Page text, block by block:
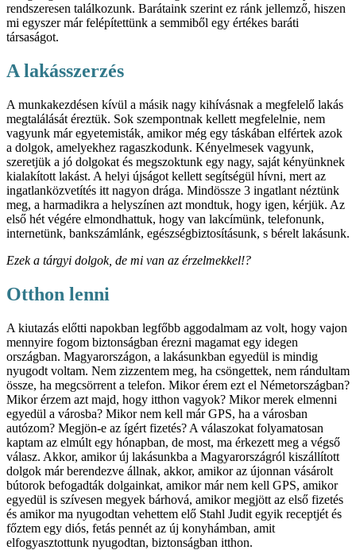
rendszeresen találkozunk. Barátaink szerint ez ránk jellemző, hiszen
mi egyszer már felépítettünk a semmiből egy értékes baráti
társaságot.
A lakásszerzés
A munkakezdésen kívül a másik nagy kihívásnak a megfelelő lakás
megtalálását éreztük. Sok szempontnak kellett megfelelnie, nem
vagyunk már egyetemisták, amikor még egy táskában elfértek azok
a dolgok, amelyekhez ragaszkodunk. Kényelmesek vagyunk,
szeretjük a jó dolgokat és megszoktunk egy nagy, saját kényünknek
kialakított lakást. A helyi újságot kellett segítségül hívni, mert az
ingatlanközvetítés itt nagyon drága. Mindössze 3 ingatlant néztünk
meg, a harmadikra a helyszínen azt mondtuk, hogy igen, kérjük. Az
első hét végére elmondhattuk, hogy van lakcímünk, telefonunk,
internetünk, bankszámlánk, egészségbiztosításunk, s bérelt lakásunk.
Ezek a tárgyi dolgok, de mi van az érzelmekkel!?
Otthon lenni
A kiutazás előtti napokban legfőbb aggodalmam az volt, hogy vajon
mennyire fogom biztonságban érezni magamat egy idegen
országban. Magyarországon, a lakásunkban egyedül is mindig
nyugodt voltam. Nem zizzentem meg, ha csöngettek, nem rándultam
össze, ha megcsörrent a telefon. Mikor érem ezt el Németországban?
Mikor érzem azt majd, hogy itthon vagyok? Mikor merek elmenni
egyedül a városba? Mikor nem kell már GPS, ha a városban
autózom? Megjön-e az ígért fizetés? A válaszokat folyamatosan
kaptam az elmúlt egy hónapban, de most, ma érkezett meg a végső
válasz. Akkor, amikor új lakásunkba a Magyarországról kiszállított
dolgok már berendezve állnak, akkor, amikor az újonnan vásárolt
bútorok befogadták dolgainkat, amikor már nem kell GPS, amikor
egyedül is szívesen megyek bárhová, amikor megjött az első fizetés
és amikor ma nyugodtan vehettem elő Stahl Judit egyik receptjét és
főztem egy diós, fetás pennét az új konyhámban, amit
elfogyasztottunk nyugodtan, biztonságban itthon.